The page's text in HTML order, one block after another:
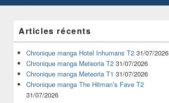
principale
de
widget
pour
barre
latérale
Articles récents
Chronique manga Hotel Inhumans T2 31/07/2026
Chronique manga Meteoria T2 31/07/2026
Chronique manga Meteoria T1 31/07/2026
Chronique manga The Hitman’s Fave T2
31/07/2026